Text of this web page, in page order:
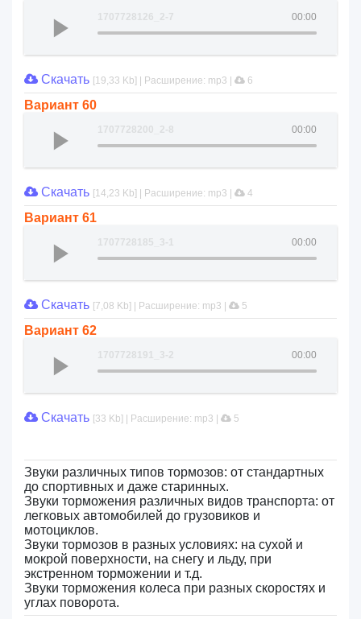
00:00
1707728126_2-7
Скачать [19,33 Kb] | Расширение: mp3 | 6
Вариант 60
00:00
1707728200_2-8
Скачать [14,23 Kb] | Расширение: mp3 | 4
Вариант 61
00:00
1707728185_3-1
Скачать [7,08 Kb] | Расширение: mp3 | 5
Вариант 62
00:00
1707728191_3-2
Скачать [33 Kb] | Расширение: mp3 | 5
Звуки различных типов тормозов: от стандартных
до спортивных и даже старинных.
Звуки торможения различных видов транспорта: от
легковых автомобилей до грузовиков и
мотоциклов.
Звуки тормозов в разных условиях: на сухой и
мокрой поверхности, на снегу и льду, при
экстренном торможении и т.д.
Звуки торможения колеса при разных скоростях и
углах поворота.